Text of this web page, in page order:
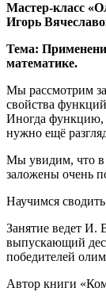
Мастер-класс
Игорь
Тема:
математике.
Мы рассмотрим
свойства
Иногда функцию,
нужно ещё
Мы увидим, что в
заложены очень
Научимся
Занятие ведет И.
выпускающий
победителей
Автор книги